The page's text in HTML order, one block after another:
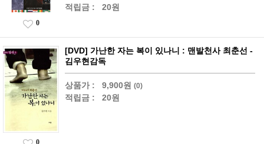
적립금 : 20원
0
[DVD] 가난한 자는 복이 있나니 : 맨발천사 최춘선 -
김우현감독
상품가 : 9,900원 (0)
적립금 : 20원
0